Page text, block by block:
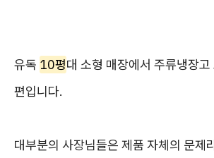
유독 10평대 소형 매장에서 주류냉장
편입니다.
대부분의 사장님들은 제품 자체의 문제